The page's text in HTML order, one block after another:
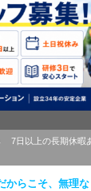
7日以上の長期休暇
だからこそ、